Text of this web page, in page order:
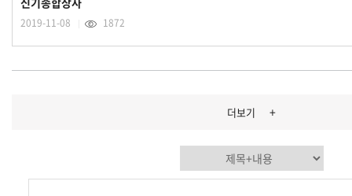
2019-11-08 1872
더보기 +